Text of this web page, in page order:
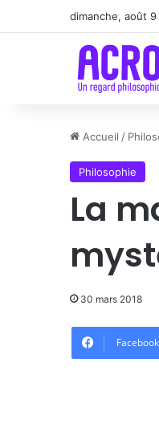
dimanche, août
Accueil /
Philosophie
La
30 mars 2018
Facebook